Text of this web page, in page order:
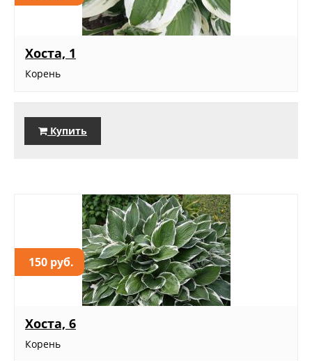
Хоста, 1
Корень
Купить
150 руб.
Хоста, 6
Корень